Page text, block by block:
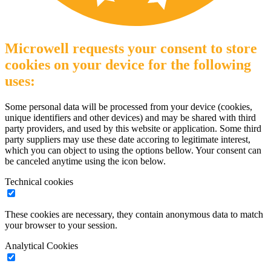
Microwell requests your consent to store
cookies on your device for the following
uses:
Some personal data will be processed from your device (cookies,
unique identifiers and other devices) and may be shared with third
party providers, and used by this website or application. Some third
party suppliers may use these date accoring to legitimate interest,
which you can object to using the options bellow. Your consent can
be canceled anytime using the icon below.
Technical cookies
These cookies are necessary, they contain anonymous data to match
your browser to your session.
Analytical Cookies